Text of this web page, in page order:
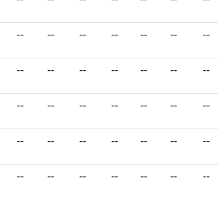
-- -- -- -- -- -- --
-- -- -- -- -- -- --
-- -- -- -- -- -- --
-- -- -- -- -- -- --
-- -- -- -- -- -- --